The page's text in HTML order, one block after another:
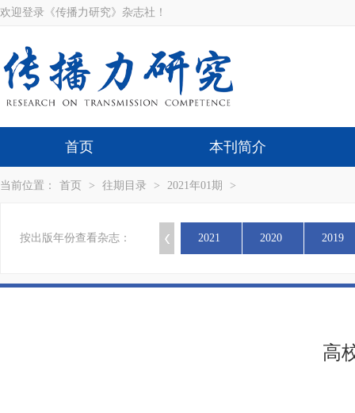
欢迎登录《传播力研究》杂志社！
首页 本刊简介
当前位置： 首页 > 往期目录 > 2021年01期 >
按出版年份查看杂志： 2021 2020 2019
高